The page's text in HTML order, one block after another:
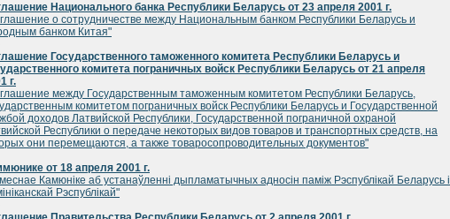
Национального банка Республики Беларусь от 23 апреля 2001 г.
о сотрудничестве между Национальным банком Республики Беларусь и
банком Китая"
Государственного таможенного комитета Республики Беларусь и
комитета пограничных войск Республики Беларусь от 21 апреля
г.
между Государственным таможенным комитетом Республики Беларусь,
комитетом пограничных войск Республики Беларусь и Государственной
доходов Латвийской Республики, Государственной пограничной охраной
Республики о передаче некоторых видов товаров и транспортных средств, на
они перемещаются, а также товаросопроводительных документов"
от 18 апреля 2001 г.
Камюнiке аб устанаўленнi дыпламатычных адносiн памiж Рэспублiкай Беларусь i
Рэспублiкай"